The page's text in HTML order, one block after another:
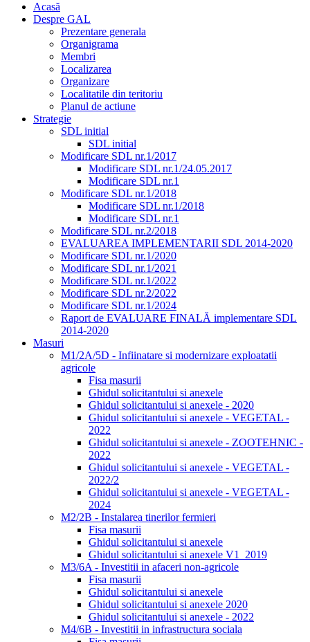
Acasă
Despre GAL
Prezentare generala
Organigrama
Membri
Localizarea
Organizare
Localitatile din teritoriu
Planul de actiune
Strategie
SDL initial
SDL initial
Modificare SDL nr.1/2017
Modificare SDL nr.1/24.05.2017
Modificare SDL nr.1
Modificare SDL nr.1/2018
Modificare SDL nr.1/2018
Modificare SDL nr.1
Modificare SDL nr.2/2018
EVALUAREA IMPLEMENTARII SDL 2014-2020
Modificare SDL nr.1/2020
Modificare SDL nr.1/2021
Modificare SDL nr.1/2022
Modificare SDL nr.2/2022
Modificare SDL nr.1/2024
Raport de EVALUARE FINALĂ implementare SDL
2014-2020
Masuri
M1/2A/5D - Infiinatare si modernizare exploatatii
agricole
Fisa masurii
Ghidul solicitantului si anexele
Ghidul solicitantului si anexele - 2020
Ghidul solicitantului si anexele - VEGETAL -
2022
Ghidul solicitantului si anexele - ZOOTEHNIC -
2022
Ghidul solicitantului si anexele - VEGETAL -
2022/2
Ghidul solicitantului si anexele - VEGETAL -
2024
M2/2B - Instalarea tinerilor fermieri
Fisa masurii
Ghidul solicitantului si anexele
Ghidul solicitantului si anexele V1_2019
M3/6A - Investitii in afaceri non-agricole
Fisa masurii
Ghidul solicitantului si anexele
Ghidul solicitantului si anexele 2020
Ghidul solicitantului si anexele - 2022
M4/6B - Investitii in infrastructura sociala